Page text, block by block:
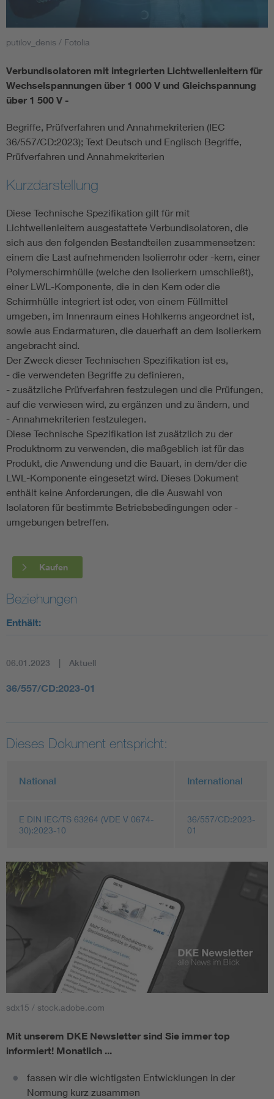
Smart Cities
Blitzschutz: DIN EN 62305 in der Übersicht
Circular Economy für mehr Ressourceneffizienz
Cybersecurity in der Industrieautomatisierung
DIN VDE 0100 für sichere Elektroinstallationen
Elektrofachkraft (EFK)
putilov_denis / Fotolia
Verbundisolatoren mit integrierten Lichtwellenleitern für
Wechselspannungen über 1 000 V und Gleichspannung
über 1 500 V -
Begriffe, Prüfverfahren und Annahmekriterien (IEC
36/557/CD:2023); Text Deutsch und Englisch Begriffe,
Prüfverfahren und Annahmekriterien
Kurzdarstellung
Diese Technische Spezifikation gilt für mit
Lichtwellenleitern ausgestattete Verbundisolatoren, die
sich aus den folgenden Bestandteilen zusammensetzen:
einem die Last aufnehmenden Isolierrohr oder -kern, einer
Polymerschirmhülle (welche den Isolierkern umschließt),
einer LWL-Komponente, die in den Kern oder die
Schirmhülle integriert ist oder, von einem Füllmittel
umgeben, im Innenraum eines Hohlkerns angeordnet ist,
sowie aus Endarmaturen, die dauerhaft an dem Isolierkern
angebracht sind.
Der Zweck dieser Technischen Spezifikation ist es,
- die verwendeten Begriffe zu definieren,
- zusätzliche Prüfverfahren festzulegen und die Prüfungen,
auf die verwiesen wird, zu ergänzen und zu ändern, und
- Annahmekriterien festzulegen.
Diese Technische Spezifikation ist zusätzlich zu der
Produktnorm zu verwenden, die maßgeblich ist für das
Produkt, die Anwendung und die Bauart, in dem/der die
LWL-Komponente eingesetzt wird. Dieses Dokument
enthält keine Anforderungen, die die Auswahl von
Isolatoren für bestimmte Betriebsbedingungen oder -
umgebungen betreffen.
Kaufen
Beziehungen
Enthält:
06.01.2023 Aktuell
36/557/CD:2023-01
Dieses Dokument entspricht:
National International
E DIN IEC/TS 63264 (VDE V 0674-
30):2023-10
36/557/CD:2023-
01
sdx15 / stock.adobe.com
Mit unserem DKE Newsletter sind Sie immer top
informiert! Monatlich ...
fassen wir die wichtigsten Entwicklungen in der
Normung kurz zusammen